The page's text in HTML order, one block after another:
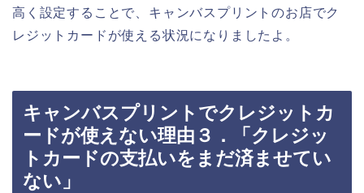
高く設定することで、キャンバスプリントのお店でク
レジットカードが使える状況になりましたよ。
キャンバスプリントでクレジットカ
ードが使えない理由３．「クレジッ
トカードの支払いをまだ済ませてい
ない」